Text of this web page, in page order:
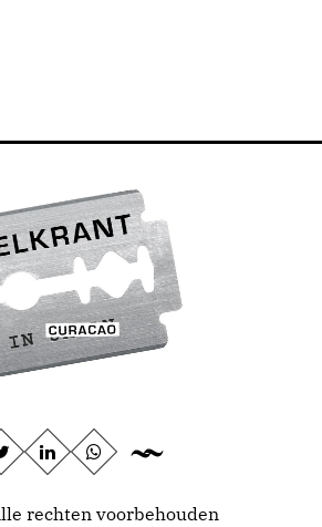
rechten voorbehouden